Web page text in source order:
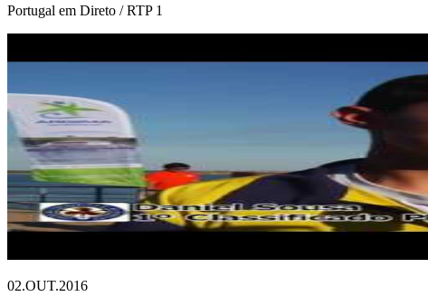
Portugal em Direto / RTP 1
02.OUT.2016